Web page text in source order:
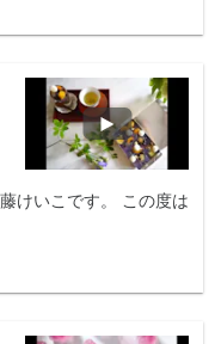
けいこです。 この度は